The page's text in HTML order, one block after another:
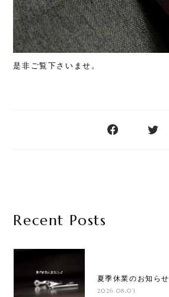
是非ご覧下さいませ。
Recent Posts
夏季休業のお知らせ
2026.08.03